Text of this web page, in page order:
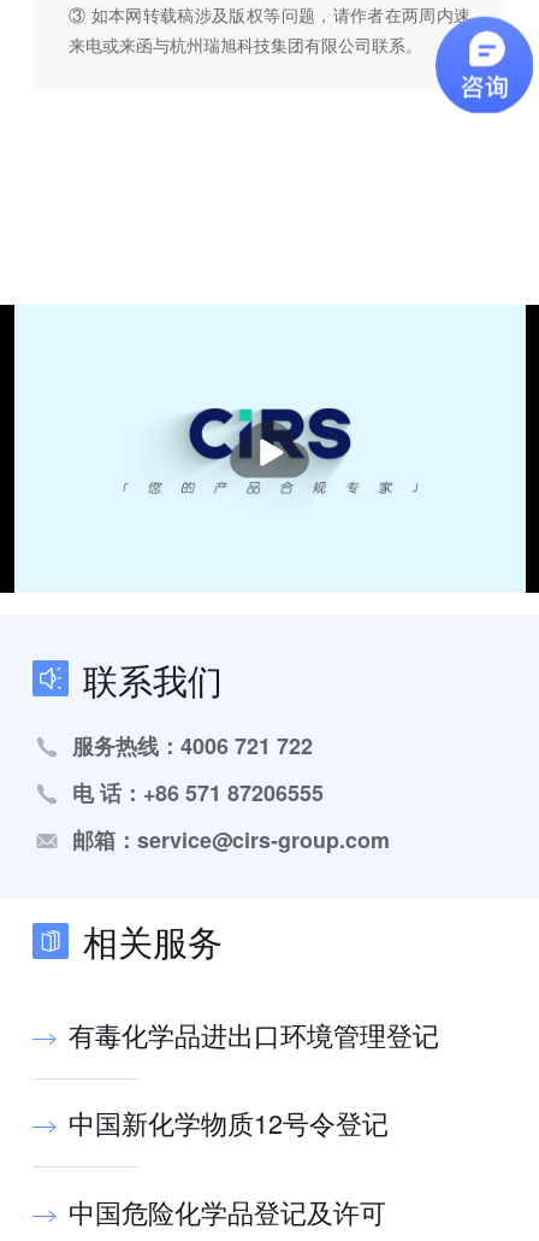
③ 如本网转载稿涉及版权等问题，请作者在两周内速
来电或来函与杭州瑞旭科技集团有限公司联系。
播
放
联系我们
服务热线：4006 721 722
电 话：+86 571 87206555
邮箱：service@cirs-group.com
相关服务
有毒化学品进出口环境管理登记
中国新化学物质12号令登记
中国危险化学品登记及许可